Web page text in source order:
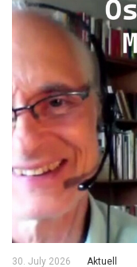
30. July 2026 Aktuell